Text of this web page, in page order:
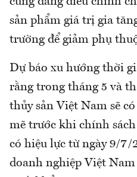
sản phẩm giá trị gia
trường để giảm phụ
Dự báo xu hướng thời
rằng trong tháng 5 và
thủy sản Việt Nam sẽ
mẽ trước khi chính
có hiệu lực từ ngày 9/7/
doanh nghiệp Việt